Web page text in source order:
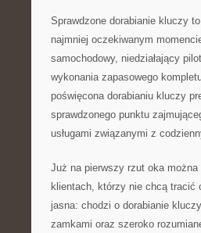
Sprawdzone dorabianie kluczy
najmniej oczekiwanym
samochodowy, niedziałający
wykonania zapasowego
poświęcona dorabianiu kluczy
sprawdzonego punktu
usługami związanymi z
Już na pierwszy rzut oka
klientach, którzy nie chcą tracić
jasna: chodzi o dorabianie
zamkami oraz szeroko